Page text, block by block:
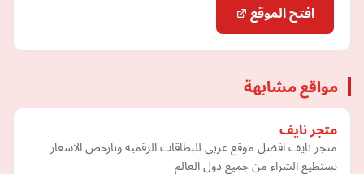
افتح الموقع
مواقع مشابهة
متجر نايف
متجر نايف افضل موقع عربي للبطاقات الرقميه وبارخص الاسعار
تستطيع الشراء من جميع دول العالم